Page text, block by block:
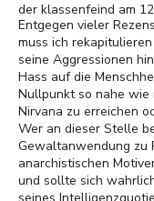
der klassenfeind am
Entgegen vieler
muss ich
seine Aggressionen
Hass auf die
Nullpunkt so nahe wie
Nirvana zu erreichen
Wer an dieser Stelle
Gewaltanwendung zu
anarchistischen
und sollte sich